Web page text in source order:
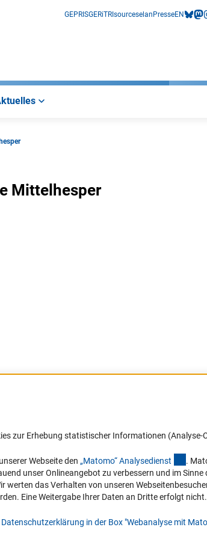
GEPRISGERiTRIsourceselan PresseEN
Mittelhesper
in Ihr Mailpostfach oder schauen
die Ausgaben online an.
Zum Newsletter
zur Erhebung statistischer Informationen (Analyse-
Webseite den „Matomo“ Analysedienst
.
unser Onlineangebot zu verbessern und im
das Verhalten von unseren
Eine Weitergabe Ihrer Daten an Dritte erfolgt nicht.
Datenschutzerklärung in der Box "Webanalyse mit